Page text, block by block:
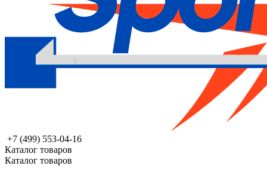
+7 (499) 553-04-16
Каталог товаров
Каталог товаров